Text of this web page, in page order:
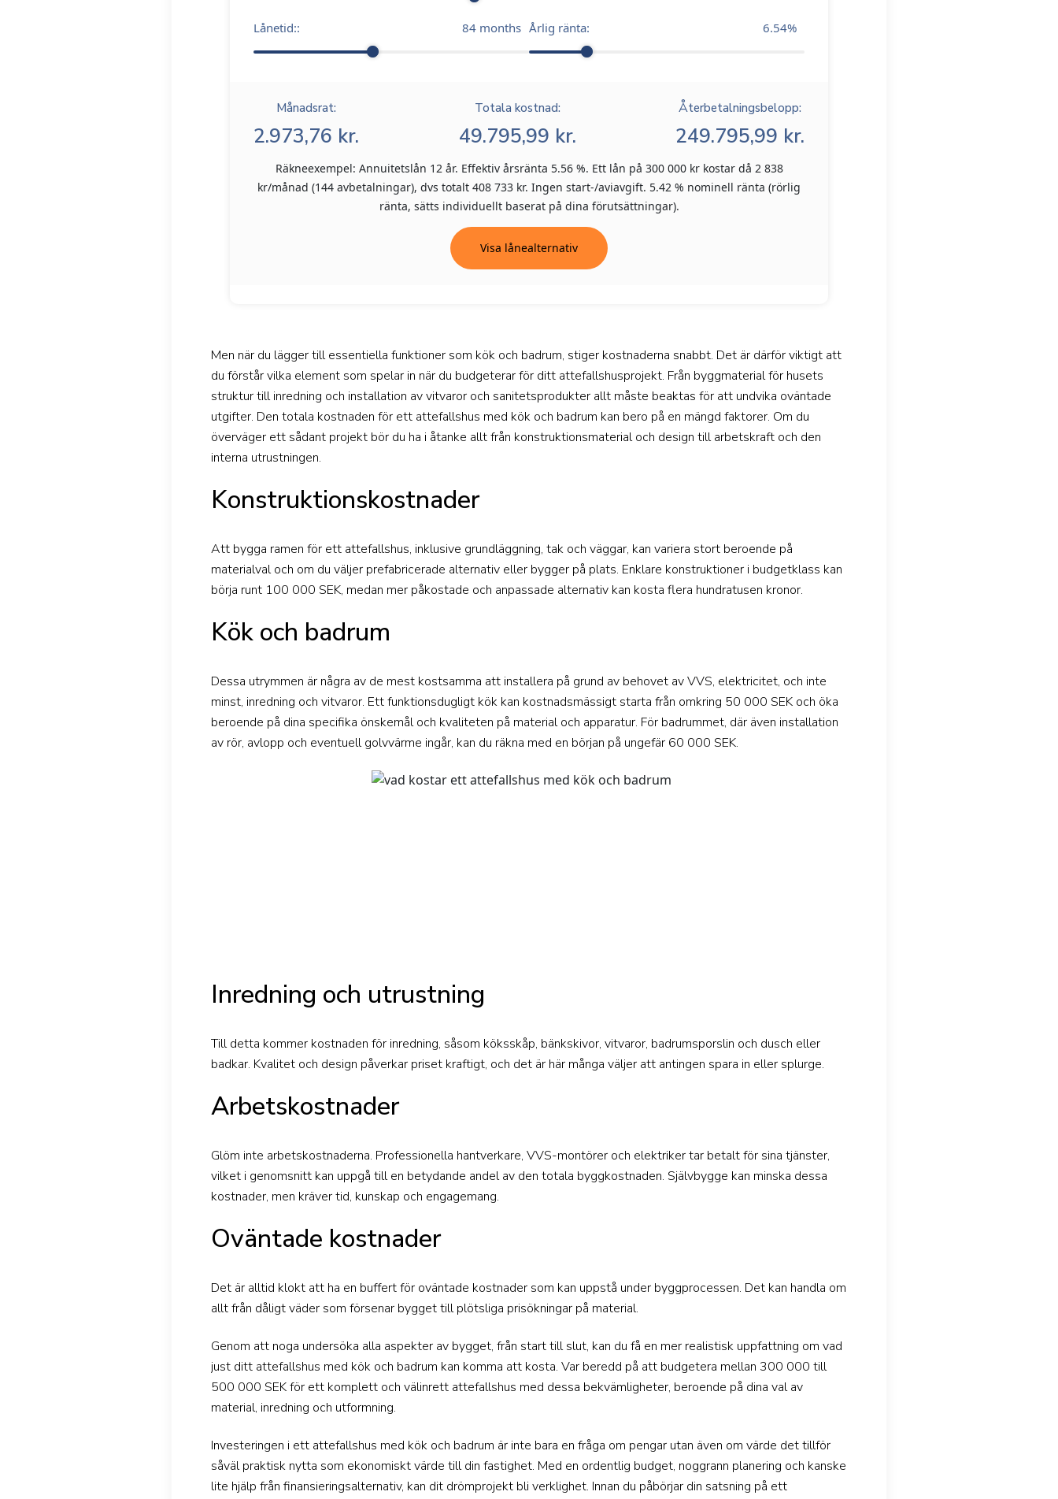
Lånetid:: 84 months Årlig ränta: 6.54%
Månadsrat:
2.973,76 kr.
Totala kostnad:
49.795,99 kr.
Återbetalningsbelopp:
249.795,99 kr.
Räkneexempel: Annuitetslån 12 år. Effektiv årsränta 5.56 %. Ett lån på 300 000 kr kostar då 2 838
kr/månad (144 avbetalningar), dvs totalt 408 733 kr. Ingen start-/aviavgift. 5.42 % nominell ränta (rörlig
ränta, sätts individuellt baserat på dina förutsättningar).
Visa lånealternativ
Men när du lägger till essentiella funktioner som kök och badrum, stiger kostnaderna snabbt. Det är därför viktigt att
du förstår vilka element som spelar in när du budgeterar för ditt attefallshusprojekt. Från byggmaterial för husets
struktur till inredning och installation av vitvaror och sanitetsprodukter allt måste beaktas för att undvika oväntade
utgifter. Den totala kostnaden för ett attefallshus med kök och badrum kan bero på en mängd faktorer. Om du
överväger ett sådant projekt bör du ha i åtanke allt från konstruktionsmaterial och design till arbetskraft och den
interna utrustningen.
Konstruktionskostnader
Att bygga ramen för ett attefallshus, inklusive grundläggning, tak och väggar, kan variera stort beroende på
materialval och om du väljer prefabricerade alternativ eller bygger på plats. Enklare konstruktioner i budgetklass kan
börja runt 100 000 SEK, medan mer påkostade och anpassade alternativ kan kosta flera hundratusen kronor.
Kök och badrum
Dessa utrymmen är några av de mest kostsamma att installera på grund av behovet av VVS, elektricitet, och inte
minst, inredning och vitvaror. Ett funktionsdugligt kök kan kostnadsmässigt starta från omkring 50 000 SEK och öka
beroende på dina specifika önskemål och kvaliteten på material och apparatur. För badrummet, där även installation
av rör, avlopp och eventuell golvvärme ingår, kan du räkna med en början på ungefär 60 000 SEK.
Inredning och utrustning
Till detta kommer kostnaden för inredning, såsom köksskåp, bänkskivor, vitvaror, badrumsporslin och dusch eller
badkar. Kvalitet och design påverkar priset kraftigt, och det är här många väljer att antingen spara in eller splurge.
Arbetskostnader
Glöm inte arbetskostnaderna. Professionella hantverkare, VVS-montörer och elektriker tar betalt för sina tjänster,
vilket i genomsnitt kan uppgå till en betydande andel av den totala byggkostnaden. Självbygge kan minska dessa
kostnader, men kräver tid, kunskap och engagemang.
Oväntade kostnader
Det är alltid klokt att ha en buffert för oväntade kostnader som kan uppstå under byggprocessen. Det kan handla om
allt från dåligt väder som försenar bygget till plötsliga prisökningar på material.
Genom att noga undersöka alla aspekter av bygget, från start till slut, kan du få en mer realistisk uppfattning om vad
just ditt attefallshus med kök och badrum kan komma att kosta. Var beredd på att budgetera mellan 300 000 till
500 000 SEK för ett komplett och välinrett attefallshus med dessa bekvämligheter, beroende på dina val av
material, inredning och utformning.
Investeringen i ett attefallshus med kök och badrum är inte bara en fråga om pengar utan även om värde det tillför
såväl praktisk nytta som ekonomiskt värde till din fastighet. Med en ordentlig budget, noggrann planering och kanske
lite hjälp från finansieringsalternativ, kan dit drömprojekt bli verklighet. Innan du påbörjar din satsning på ett